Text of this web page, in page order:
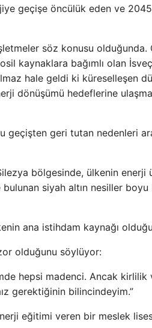
geçişe öncülük eden ve 2045
söz konusu olduğunda.
kaynaklara bağımlı olan
hale geldi ki küreselleşen
dönüşümü hedeflerine
geri tutan nedenleri
bölgesinde, ülkenin enerji
siyah altın nesiller boyu
ana istihdam kaynağı
olduğunu söylüyor:
hepsi madenci. Ancak kirlilik
gerektiğinin bilincindeyim.”
eğitimi veren bir meslek